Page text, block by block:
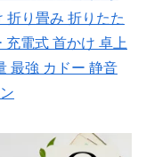
折り畳み 折りたた
電式 首かけ 卓上
最強 カドー 静音